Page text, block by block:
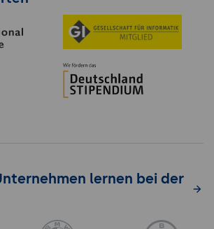
lernen bei der